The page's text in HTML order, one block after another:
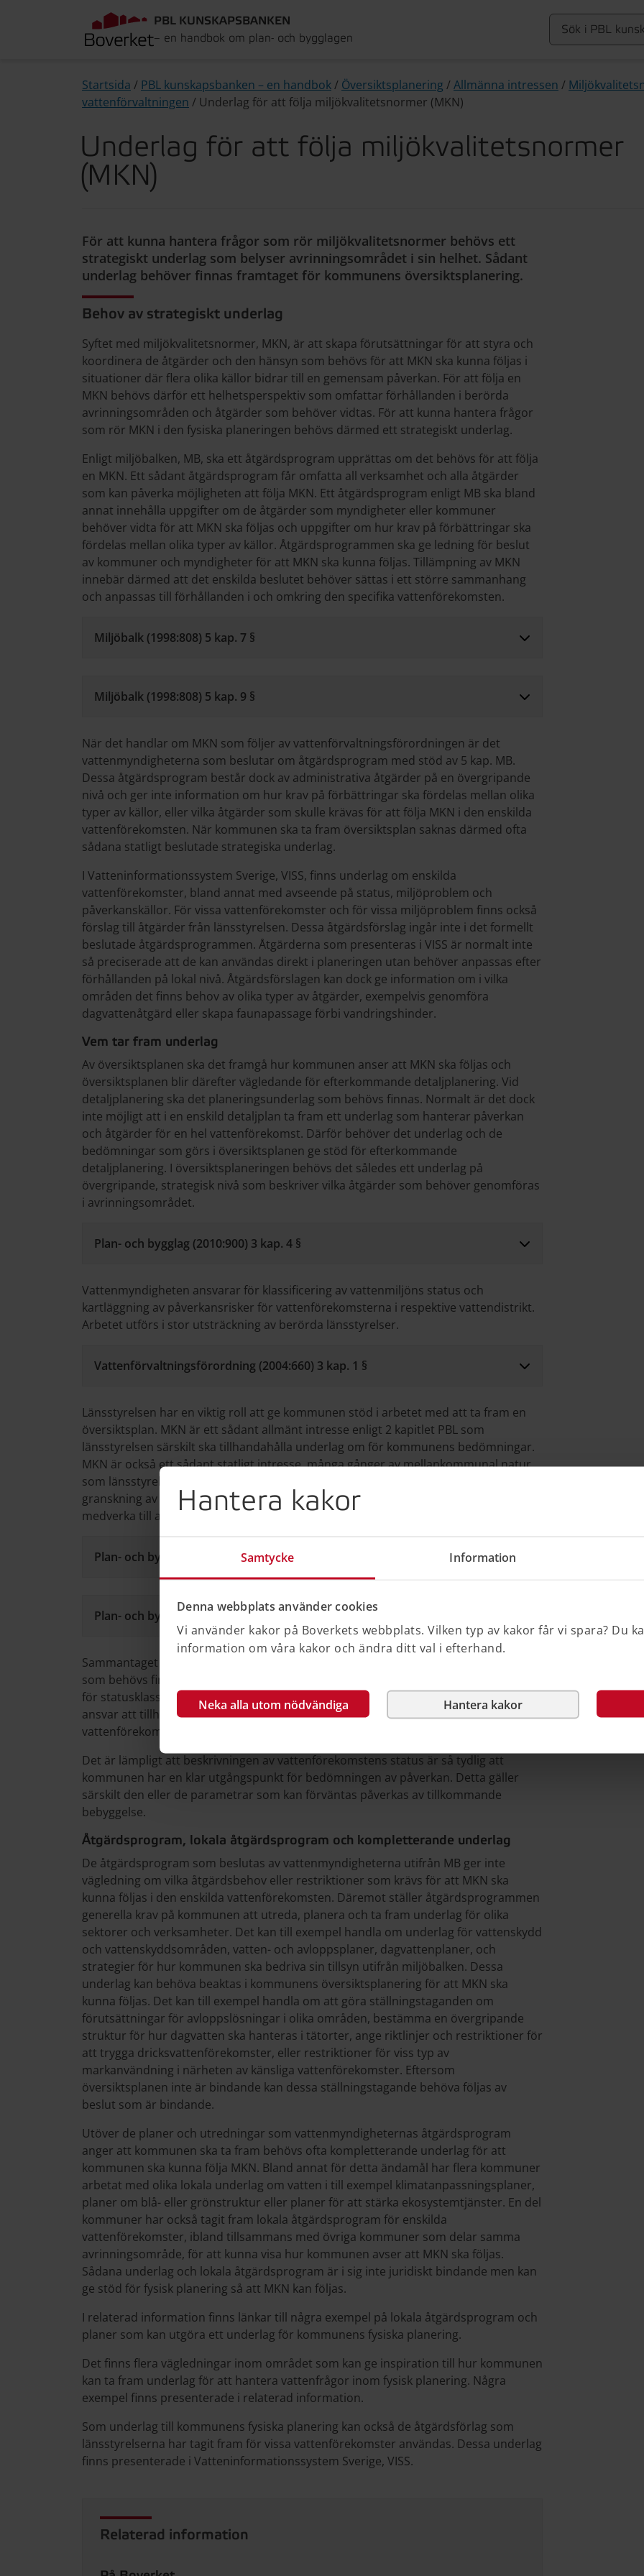
Hantera kakor
Samtycke Information
Denna webbplats använder cookies
Vi använder kakor på Boverkets webbplats. Vilken typ av kakor får vi spara? Du
information om våra kakor och ändra ditt val i efterhand.
Neka alla utom nödvändiga Hantera kakor
PBL KUNSKAPSBANKEN
– en handbok om plan- och bygglagen
Startsida / PBL kunskapsbanken – en handbok/ Översiktsplanering /Allmänna intressen /
vattenförvaltningen / Underlag för att följa miljökvalitetsnormer (MKN)
Underlag för att följa miljökvalitetsnormer
(MKN)
För att kunna hantera frågor som rör miljökvalitetsnormer behövs ett
strategiskt underlag som belyser avrinningsområdet i sin helhet. Sådant
underlag behöver finnas framtaget för kommunens översiktsplanering.
Behov av strategiskt underlag
Syftet med miljökvalitetsnormer, MKN, är att skapa förutsättningar för att styra och
koordinera de åtgärder och den hänsyn som behövs för att MKN ska kunna följas i
situationer där flera olika källor bidrar till en gemensam påverkan. För att följa en
MKN behövs därför ett helhetsperspektiv som omfattar förhållanden i berörda
avrinningsområden och åtgärder som behöver vidtas. För att kunna hantera frågor
som rör MKN i den fysiska planeringen behövs därmed ett strategiskt underlag.
Enligt miljöbalken, MB, ska ett åtgärdsprogram upprättas om det behövs för att följa
en MKN. Ett sådant åtgärdsprogram får omfatta all verksamhet och alla åtgärder
som kan påverka möjligheten att följa MKN. Ett åtgärdsprogram enligt MB ska bland
annat innehålla uppgifter om de åtgärder som myndigheter eller kommuner
behöver vidta för att MKN ska följas och uppgifter om hur krav på förbättringar ska
fördelas mellan olika typer av källor. Åtgärdsprogrammen ska ge ledning för beslut
av kommuner och myndigheter för att MKN ska kunna följas. Tillämpning av MKN
innebär därmed att det enskilda beslutet behöver sättas i ett större sammanhang
och anpassas till förhållanden i och omkring den specifika vattenförekomsten.
Miljöbalk (1998:808) 5 kap. 7 §
Miljöbalk (1998:808) 5 kap. 9 §
När det handlar om MKN som följer av vattenförvaltningsförordningen är det
vattenmyndigheterna som beslutar om åtgärdsprogram med stöd av 5 kap. MB.
Dessa åtgärdsprogram består dock av administrativa åtgärder på en övergripande
nivå och ger inte information om hur krav på förbättringar ska fördelas mellan olika
typer av källor, eller vilka åtgärder som skulle krävas för att följa MKN i den enskilda
vattenförekomsten. När kommunen ska ta fram översiktsplan saknas därmed ofta
sådana statligt beslutade strategiska underlag.
I Vatteninformationssystem Sverige, VISS, finns underlag om enskilda
vattenförekomster, bland annat med avseende på status, miljöproblem och
påverkanskällor. För vissa vattenförekomster och för vissa miljöproblem finns också
förslag till åtgärder från länsstyrelsen. Dessa åtgärdsförslag ingår inte i det formellt
beslutade åtgärdsprogrammen. Åtgärderna som presenteras i VISS är normalt inte
så preciserade att de kan användas direkt i planeringen utan behöver anpassas efter
förhållanden på lokal nivå. Åtgärdsförslagen kan dock ge information om i vilka
områden det finns behov av olika typer av åtgärder, exempelvis genomföra
dagvattenåtgärd eller skapa faunapassage förbi vandringshinder.
Vem tar fram underlag
Av översiktsplanen ska det framgå hur kommunen anser att MKN ska följas och
översiktsplanen blir därefter vägledande för efterkommande detaljplanering. Vid
detaljplanering ska det planeringsunderlag som behövs finnas. Normalt är det dock
inte möjligt att i en enskild detaljplan ta fram ett underlag som hanterar påverkan
och åtgärder för en hel vattenförekomst. Därför behöver det underlag och de
bedömningar som görs i översiktsplanen ge stöd för efterkommande
detaljplanering. I översiktsplaneringen behövs det således ett underlag på
övergripande, strategisk nivå som beskriver vilka åtgärder som behöver genomföras
i avrinningsområdet.
Plan- och bygglag (2010:900) 3 kap. 4 §
Vattenmyndigheten ansvarar för klassificering av vattenmiljöns status och
kartläggning av påverkansrisker för vattenförekomsterna i respektive vattendistrikt.
Arbetet utförs i stor utsträckning av berörda länsstyrelser.
Vattenförvaltningsförordning (2004:660) 3 kap. 1 §
Länsstyrelsen har en viktig roll att ge kommunen stöd i arbetet med att ta fram en
översiktsplan. MKN är ett sådant allmänt intresse enligt 2 kapitlet PBL som
länsstyrelsen särskilt ska tillhandahålla underlag om för kommunens bedömningar.
MKN är också ett sådant statligt intresse, många gånger av mellankommunal natur,
som länsstyrelsen ska ta till vara och samordna i samrådet. I samband med
granskning av översiktsplanen ska länsstyrelsen yttra sig och ange om förslaget kan
medverka till att en MKN inte följs.
Plan- och bygglag (2010:900) 3 kap. 10 §
Plan- och bygglag (2010:900) 3 kap. 16 §
Sammantaget kan sägas att kommunen har ansvar för att det planeringsunderlag
som behövs finns framtaget när en plan upprättas. Vattenmyndigheten har ansvar
för statusklassificering av vattenförekomster. Länsstyrelsen har också ett tydligt
ansvar att tillhandahålla underlag om allmänna intressen, däribland
vattenförekomsternas status och MKN, som är relevant för kommunens bedömning.
Det är lämpligt att beskrivningen av vattenförekomstens status är så tydlig att
kommunen har en klar utgångspunkt för bedömningen av påverkan. Detta gäller
särskilt den eller de parametrar som kan förväntas påverkas av tillkommande
bebyggelse.
Åtgärdsprogram, lokala åtgärdsprogram och kompletterande underlag
De åtgärdsprogram som beslutas av vattenmyndigheterna utifrån MB ger inte
vägledning om vilka åtgärdsbehov eller restriktioner som krävs för att MKN ska
kunna följas i den enskilda vattenförekomsten. Däremot ställer åtgärdsprogrammen
generella krav på kommunen att utreda, planera och ta fram underlag för olika
sektorer och verksamheter. Det kan till exempel handla om underlag för vattenskydd
och vattenskyddsområden, vatten- och avloppsplaner, dagvattenplaner, och
strategier för hur kommunen ska bedriva sin tillsyn utifrån miljöbalken. Dessa
underlag kan behöva beaktas i kommunens översiktsplanering för att MKN ska
kunna följas. Det kan till exempel handla om att göra ställningstaganden om
förutsättningar för avloppslösningar i olika områden, bestämma en övergripande
struktur för hur dagvatten ska hanteras i tätorter, ange riktlinjer och restriktioner för
att trygga dricksvattenförekomster, eller restriktioner för viss typ av
markanvändning i närheten av känsliga vattenförekomster. Eftersom
översiktsplanen inte är bindande kan dessa ställningstagande behöva följas av
beslut som är bindande.
Utöver de planer och utredningar som vattenmyndigheternas åtgärdsprogram
anger att kommunen ska ta fram behövs ofta kompletterande underlag för att
kommunen ska kunna följa MKN. Bland annat för detta ändamål har flera kommuner
arbetat med olika lokala underlag om vatten i till exempel klimatanpassningsplaner,
planer om blå- eller grönstruktur eller planer för att stärka ekosystemtjänster. En del
kommuner har också tagit fram lokala åtgärdsprogram för enskilda
vattenförekomster, ibland tillsammans med övriga kommuner som delar samma
avrinningsområde, för att kunna visa hur kommunen avser att MKN ska följas.
Sådana underlag och lokala åtgärdsprogram är i sig inte juridiskt bindande men kan
ge stöd för fysisk planering så att MKN kan följas.
I relaterad information finns länkar till några exempel på lokala åtgärdsprogram och
planer som kan utgöra ett underlag för kommunens fysiska planering.
Det finns flera vägledningar inom området som kan ge inspiration till hur kommunen
kan ta fram underlag för att hantera vattenfrågor inom fysisk planering. Några
exempel finns presenterade i relaterad information.
Som underlag till kommunens fysiska planering kan också de åtgärdsförlag som
länsstyrelserna har tagit fram för vissa vattenförekomster användas. Dessa underlag
finns presenterade i Vatteninformationssystem Sverige, VISS.
Relaterad information